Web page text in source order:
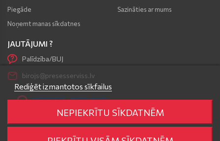
Piegāde
Noņemt manas sīkdatnes
Sazināties ar mums
Rediģēt izmantotos sīkfailus
NEPIEKRĪTU SĪKDATNĒM
JAUTĀJUMI ?
Palīdzība/BUJ
birojs@presesserviss.lv